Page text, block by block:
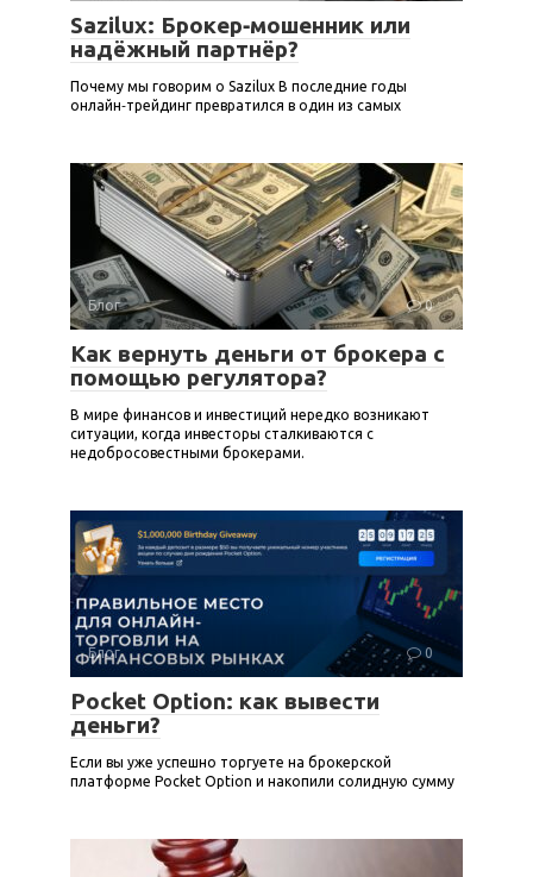
Sazilux: Брокер‑мошенник или
надёжный партнёр?
Почему мы говорим о Sazilux В последние годы
онлайн‑трейдинг превратился в один из самых
Блог 0
Как вернуть деньги от брокера с
помощью регулятора?
В мире финансов и инвестиций нередко возникают
ситуации, когда инвесторы сталкиваются с
недобросовестными брокерами.
Блог 0
Pocket Option: как вывести
деньги?
Если вы уже успешно торгуете на брокерской
платформе Pocket Option и накопили солидную сумму